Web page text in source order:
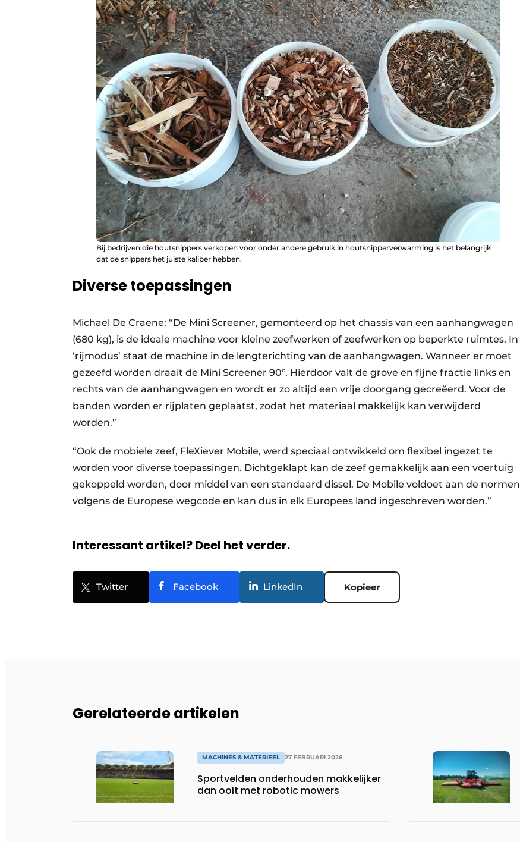
Bij bedrijven die houtsnippers verkopen voor onder andere gebruik in houtsnipperverwarming is het belangrijk
dat de snippers het juiste kaliber hebben.
Diverse toepassingen
Michael De Craene: “De Mini Screener, gemonteerd op het chassis van een aanhangwagen
(680 kg), is de ideale machine voor kleine zeefwerken of zeefwerken op beperkte ruimtes. In
‘rijmodus’ staat de machine in de lengterichting van de aanhangwagen. Wanneer er moet
gezeefd worden draait de Mini Screener 90°. Hierdoor valt de grove en fijne fractie links en
rechts van de aanhangwagen en wordt er zo altijd een vrije doorgang gecreëerd. Voor de
banden worden er rijplaten geplaatst, zodat het materiaal makkelijk kan verwijderd
worden.”
“Ook de mobiele zeef, FleXiever Mobile, werd speciaal ontwikkeld om flexibel ingezet te
worden voor diverse toepassingen. Dichtgeklapt kan de zeef gemakkelijk aan een voertuig
gekoppeld worden, door middel van een standaard dissel. De Mobile voldoet aan de normen
volgens de Europese wegcode en kan dus in elk Europees land ingeschreven worden.”
Interessant artikel? Deel het verder.
Twitter Facebook LinkedIn Kopieer
Gerelateerde artikelen
MACHINES & MATERIEEL 27 FEBRUARI 2026
Sportvelden onderhouden makkelijker
dan ooit met robotic mowers